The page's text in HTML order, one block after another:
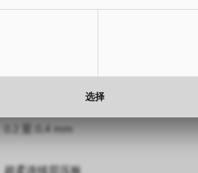
x 1300 mm
mm, 0.8 mm
0.2 至 0.4 mm
选择